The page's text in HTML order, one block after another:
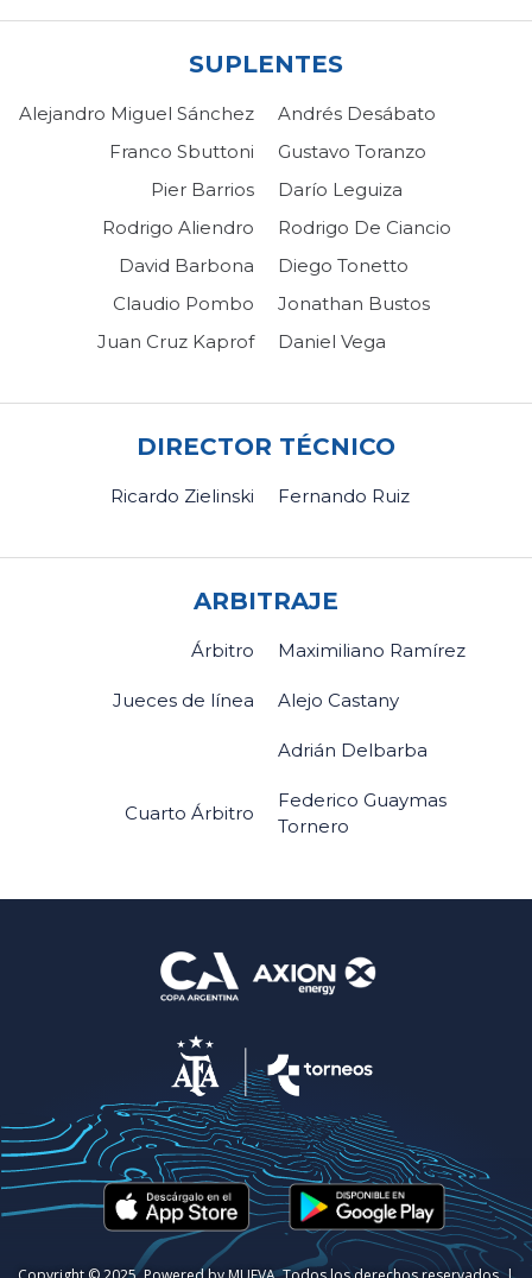
SUPLENTES
Alejandro Miguel Sánchez
Franco Sbuttoni
Pier Barrios
Rodrigo Aliendro
David Barbona
Claudio Pombo
Juan Cruz Kaprof
Andrés Desábato
Gustavo Toranzo
Darío Leguiza
Rodrigo De Ciancio
Diego Tonetto
Jonathan Bustos
Daniel Vega
DIRECTOR TÉCNICO
Ricardo Zielinski Fernando Ruiz
ARBITRAJE
Árbitro Maximiliano Ramírez
Jueces de línea Alejo Castany
Adrián Delbarba
Cuarto Árbitro
Federico Guaymas
Tornero